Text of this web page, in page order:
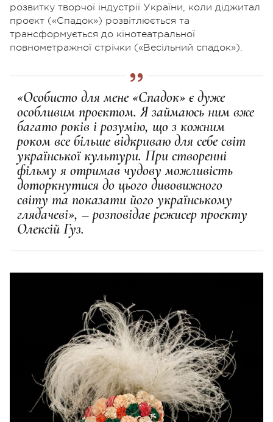
розвитку творчої індустрії України, коли діджитал
проект («Спадок») розвітлюється та
трансформується до кінотеатральної
повнометражної стрічки («Весільний спадок»).
«Особисто для мене «Спадок» є дуже
особливим проєктом. Я займаюсь ним вже
багато років і розумію, що з кожним
роком все більше відкриваю для себе світ
української культури. При створенні
фільму я отримав чудову можливість
доторкнутися до цього дивовижного
світу та показати його українському
глядачеві», – розповідає режисер проекту
Олексій Гуз.